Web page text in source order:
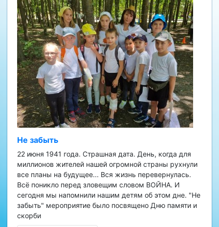
Не забыть
22 июня 1941 года. Страшная дата. День, когда для
миллионов жителей нашей огромной страны рухнули
все планы на будущее... Вся жизнь перевернулась.
Всё поникло перед зловещим словом ВОЙНА. И
сегодня мы напомнили нашим детям об этом дне. "Не
забыть" мероприятие было посвящено Дню памяти и
скорби